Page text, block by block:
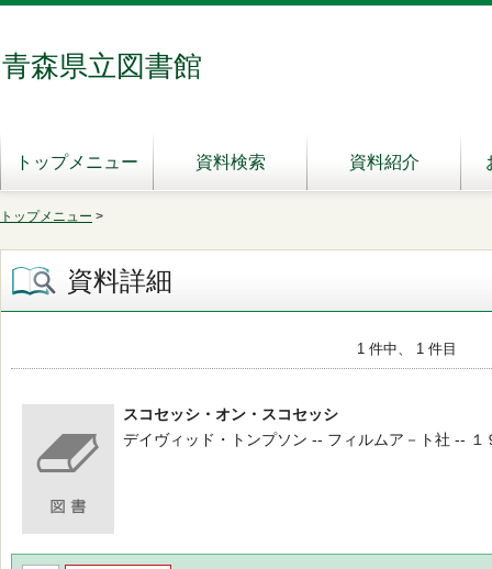
青森県立図書館
トップメニュー 資料検索 資料紹介
トップメニュー >
資料詳細
1 件中、 1 件目
スコセッシ・オン・スコセッシ
デイヴィッド・トンプソン -- フィルムア－ト社 -- １